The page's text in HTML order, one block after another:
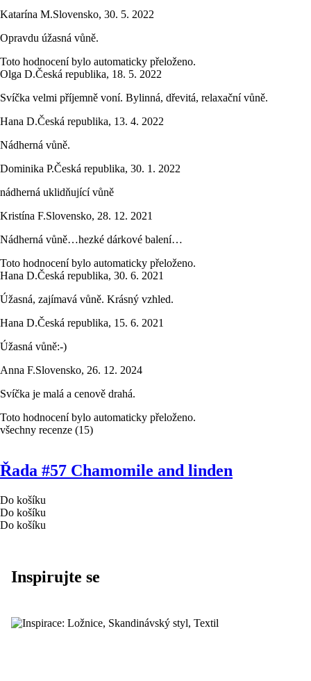
Katarína M.Slovensko, 30. 5. 2022
Opravdu úžasná vůně.
Toto hodnocení bylo automaticky přeloženo.
Olga D.Česká republika, 18. 5. 2022
Svíčka velmi příjemně voní. Bylinná, dřevitá, relaxační vůně.
Hana D.Česká republika, 13. 4. 2022
Nádherná vůně.
Dominika P.Česká republika, 30. 1. 2022
nádherná uklidňující vůně
Kristína F.Slovensko, 28. 12. 2021
Nádherná vůně…hezké dárkové balení…
Toto hodnocení bylo automaticky přeloženo.
Hana D.Česká republika, 30. 6. 2021
Úžasná, zajímavá vůně. Krásný vzhled.
Hana D.Česká republika, 15. 6. 2021
Úžasná vůně:-)
Anna F.Slovensko, 26. 12. 2024
Svíčka je malá a cenově drahá.
Toto hodnocení bylo automaticky přeloženo.
všechny recenze (15)
Řada #57 Chamomile and linden
Do košíku
Do košíku
Do košíku
Inspirujte se